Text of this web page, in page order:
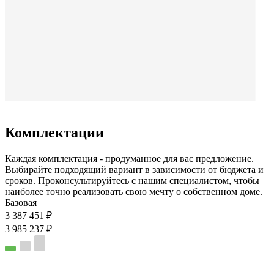
Комплектации
Каждая комплектация - продуманное для вас предложение.
Выбирайте подходящий вариант в зависимости от бюджета и
сроков. Проконсультируйтесь с нашим специалистом, чтобы
наиболее точно реализовать свою мечту о собственном доме.
Базовая
3 387 451 ₽
3 985 237 ₽